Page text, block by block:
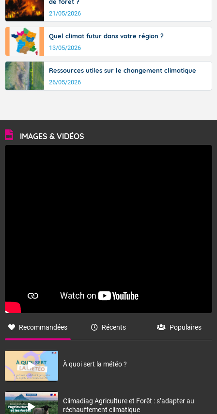
21/05/2026
Quel climat futur dans votre région ?
13/05/2026
Ressources utiles sur le changement climatique
26/05/2026
IMAGES & VIDÉOS
Recommandées Récents Populaires
À quoi sert la météo ?
Climadiag Agriculture et Forêt : s’adapter au
réchauffement climatique